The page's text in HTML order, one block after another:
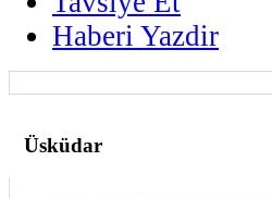
Haberi Yazdir
Üsküdar